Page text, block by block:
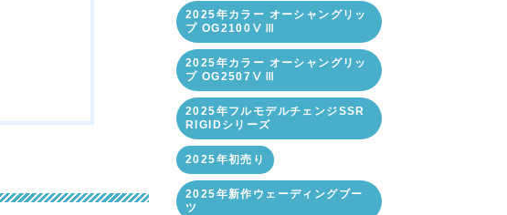
2025年カラー オーシャングリッ
プ OG2100ⅤⅢ
2025年カラー オーシャングリッ
プ OG2507ⅤⅢ
2025年フルモデルチェンジSSR
RIGIDシリーズ
2025年初売り
2025年新作ウェーディングブー
ツ